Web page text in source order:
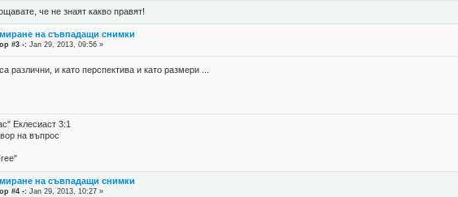
че не знаят какво правят!
на съвпадащи снимки
#3 -: Jan 29, 2013, 09:56 »
различни, и като перспектива и като размери ...
Еклесиаст 3:1
на въпрос
на съвпадащи снимки
#4 -: Jan 29, 2013, 10:27 »